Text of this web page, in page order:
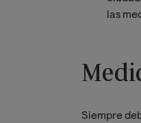
las
Siempre